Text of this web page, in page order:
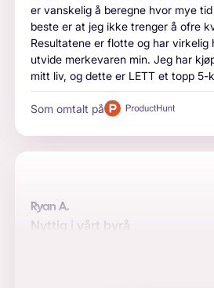
er vanskelig å beregne hvor mye
beste er at jeg ikke trenger å ofre
Resultatene er flotte og har virkelig
utvide merkevaren min. Jeg har
mitt liv, og dette er LETT et topp 5-
Som omtalt på
Ryan A.
Nyttig i vårt byrå